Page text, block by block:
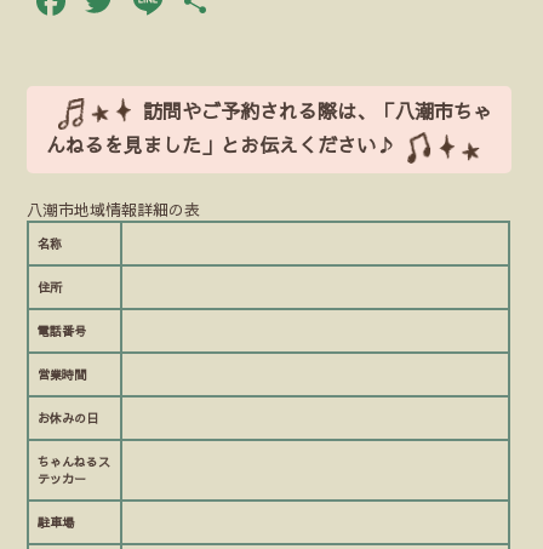
訪問やご予約される際は、「八潮市ちゃ
んねるを見ました」とお伝えください♪
八潮市地域情報詳細の表
名称
住所
電話番号
営業時間
お休みの日
ちゃんねるス
テッカー
駐車場